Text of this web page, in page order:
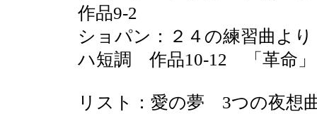
作品9-2
ショパン：２４の練習曲
ハ短調 作品10-12 「革命」
リスト：愛の夢 3つの夜想